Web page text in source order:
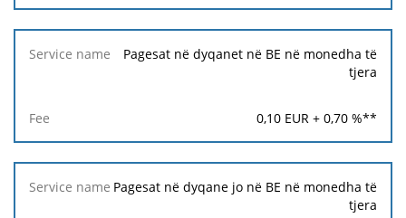
Pagesat në dyqanet në BE në monedha të
tjera
0,10 EUR + 0,70 %**
Pagesat në dyqane jo në BE në monedha të
tjera